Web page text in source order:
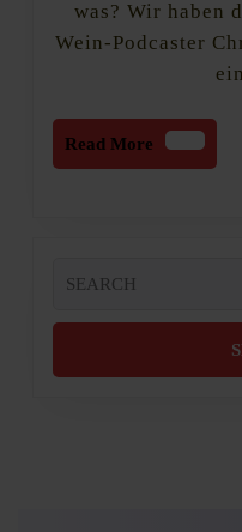
was? Wir haben
Wein-Podcaster
Read More
Read
More
for: